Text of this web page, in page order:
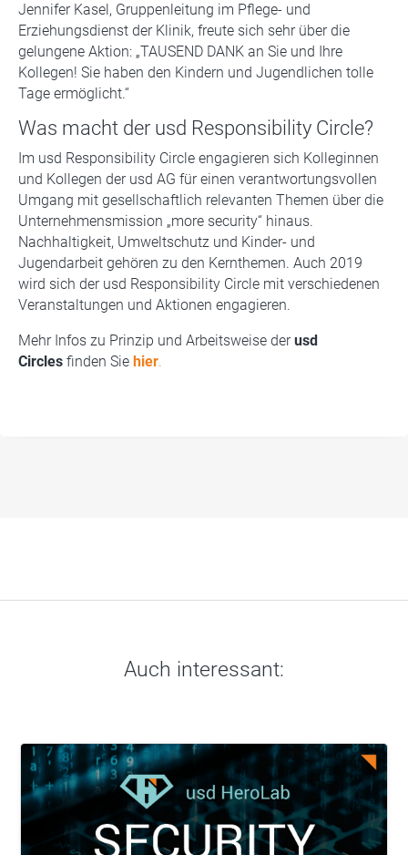
Jennifer Kasel, Gruppenleitung im Pflege- und
Erziehungsdienst der Klinik, freute sich sehr über die
gelungene Aktion: „TAUSEND DANK an Sie und Ihre
Kollegen! Sie haben den Kindern und Jugendlichen tolle
Tage ermöglicht.“
Was macht der usd Responsibility Circle?
Im usd Responsibility Circle engagieren sich Kolleginnen
und Kollegen der usd AG für einen verantwortungsvollen
Umgang mit gesellschaftlich relevanten Themen über die
Unternehmensmission „more security“ hinaus.
Nachhaltigkeit, Umweltschutz und Kinder- und
Jugendarbeit gehören zu den Kernthemen. Auch 2019
wird sich der usd Responsibility Circle mit verschiedenen
Veranstaltungen und Aktionen engagieren.
Mehr Infos zu Prinzip und Arbeitsweise derusd
Circles finden Sie hier.
Auch interessant: